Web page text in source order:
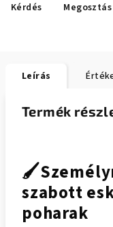
Kérdés Megosztás
Leírás
Termék
szabott
poharak